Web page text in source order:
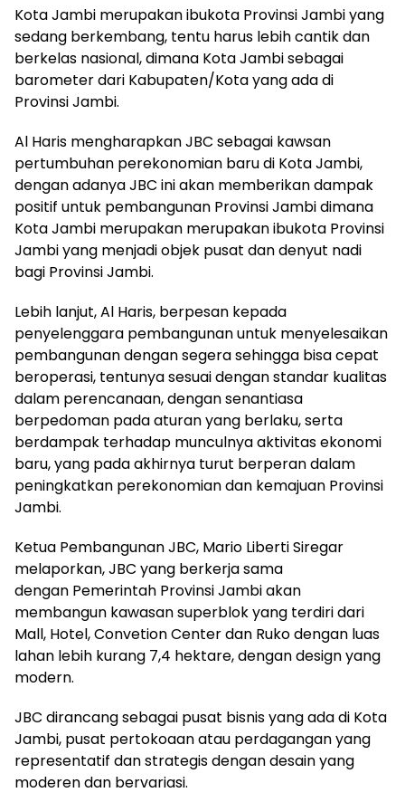
Kota Jambi merupakan ibukota Provinsi Jambi yang
sedang berkembang, tentu harus lebih cantik dan
berkelas nasional, dimana Kota Jambi sebagai
barometer dari Kabupaten/Kota yang ada di
Provinsi Jambi.
Al Haris mengharapkan JBC sebagai kawsan
pertumbuhan perekonomian baru di Kota Jambi,
dengan adanya JBC ini akan memberikan dampak
positif untuk pembangunan Provinsi Jambi dimana
Kota Jambi merupakan merupakan ibukota Provinsi
Jambi yang menjadi objek pusat dan denyut nadi
bagi Provinsi Jambi.
Lebih lanjut, Al Haris, berpesan kepada
penyelenggara pembangunan untuk menyelesaikan
pembangunan dengan segera sehingga bisa cepat
beroperasi, tentunya sesuai dengan standar kualitas
dalam perencanaan, dengan senantiasa
berpedoman pada aturan yang berlaku, serta
berdampak terhadap munculnya aktivitas ekonomi
baru, yang pada akhirnya turut berperan dalam
peningkatkan perekonomian dan kemajuan Provinsi
Jambi.
Ketua Pembangunan JBC, Mario Liberti Siregar
melaporkan, JBC yang berkerja sama
dengan Pemerintah Provinsi Jambi akan
membangun kawasan superblok yang terdiri dari
Mall, Hotel, Convetion Center dan Ruko dengan luas
lahan lebih kurang 7,4 hektare, dengan design yang
modern.
JBC dirancang sebagai pusat bisnis yang ada di Kota
Jambi, pusat pertokoaan atau perdagangan yang
representatif dan strategis dengan desain yang
moderen dan bervariasi.